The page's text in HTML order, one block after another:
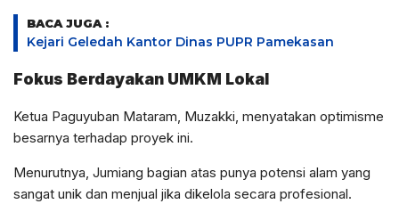
BACA JUGA :
Kejari Geledah Kantor Dinas PUPR Pamekasan
Fokus Berdayakan UMKM Lokal
Ketua Paguyuban Mataram, Muzakki, menyatakan optimisme
besarnya terhadap proyek ini.
Menurutnya, Jumiang bagian atas punya potensi alam yang
sangat unik dan menjual jika dikelola secara profesional.